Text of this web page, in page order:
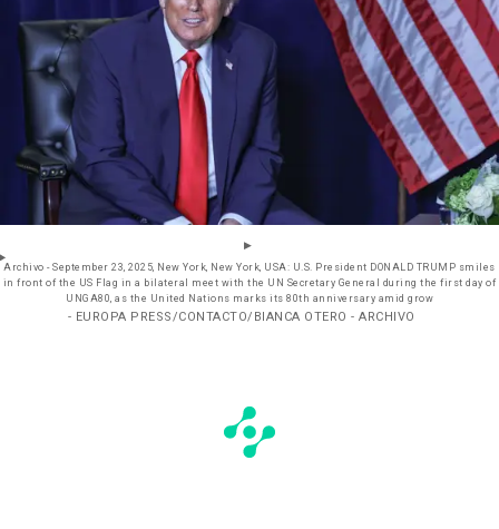
Archivo - September 23, 2025, New York, New York, USA: U.S. President DONALD TRUMP smiles
in front of the US Flag in a bilateral meet with the UN Secretary General during the first day of
UNGA80, as the United Nations marks its 80th anniversary amid grow
- EUROPA PRESS/CONTACTO/BIANCA OTERO - ARCHIVO